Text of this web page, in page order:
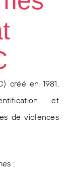
créé en 1981,
et
de violences
: